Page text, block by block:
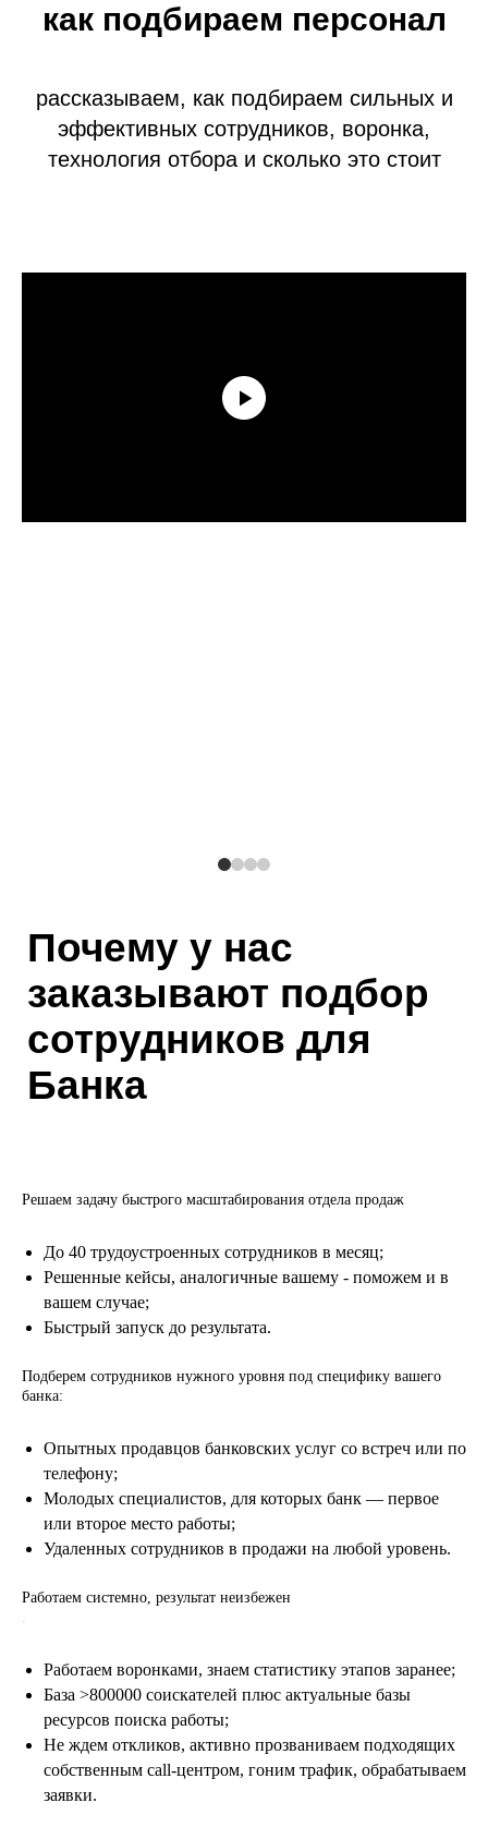
как подбираем персонал
рассказываем, как подбираем сильных и
эффективных сотрудников, воронка,
технология отбора и сколько это стоит
Почему у нас
заказывают подбор
сотрудников для
Банка
Решаем задачу быстрого масштабирования отдела продаж
До 40 трудоустроенных сотрудников в месяц;
Решенные кейсы, аналогичные вашему - поможем и в
вашем случае;
Быстрый запуск до результата.
Подберем сотрудников нужного уровня под специфику вашего
банка:
Опытных продавцов банковских услуг со встреч или по
телефону;
Молодых специалистов, для которых банк — первое
или второе место работы;
Удаленных сотрудников в продажи на любой уровень.
Работаем системно, результат неизбежен
.
Работаем воронками, знаем статистику этапов заранее;
База >800000 соискателей плюс актуальные базы
ресурсов поиска работы;
Не ждем откликов, активно прозваниваем подходящих
собственным call-центром, гоним трафик, обрабатываем
заявки.